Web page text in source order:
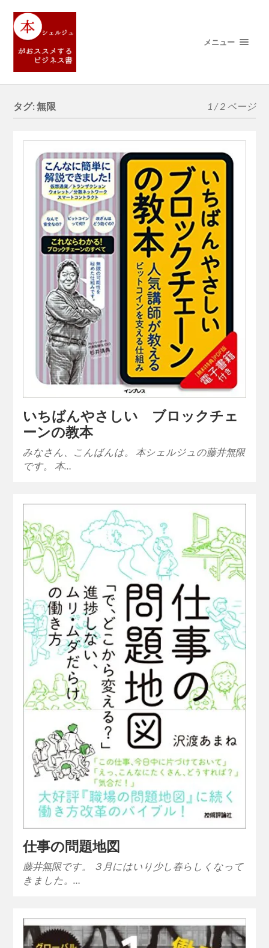
メニュー
タグ:無限 1 / 2 ページ
いちばんやさしい ブロックチェ
ーンの教本
みなさん、こんばんは。 本シェルジュの藤井無限
です。 本…
仕事の問題地図
藤井無限です。 ３月にはいり少し春らしくなって
きました。…